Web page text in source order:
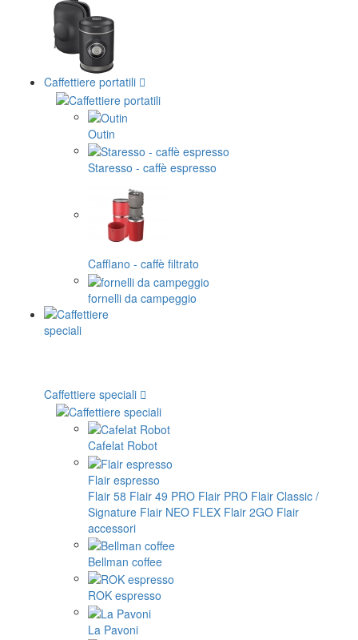
Caffettiere portatili
Outin
Staresso - caffè espresso
Cafflano - caffè filtrato
fornelli da campeggio
Caffettiere speciali
Cafelat Robot
Flair espresso
Flair 58 Flair 49 PRO Flair PRO Flair Classic /
Signature Flair NEO FLEX Flair 2GO Flair
accessori
Bellman coffee
ROK espresso
La Pavoni